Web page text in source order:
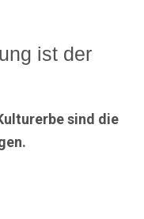
ist der
sind die